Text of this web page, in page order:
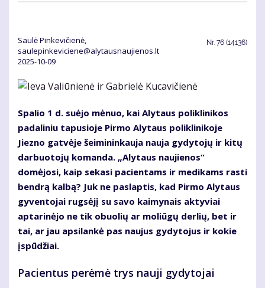
Saulė Pinkevičienė,
saulepinkeviciene@alytausnaujienos.lt
2025-10-09
Nr. 76 (14136)
Spalio 1 d. suėjo mėnuo, kai Alytaus poliklinikos
padaliniu tapusioje Pirmo Alytaus poliklinikoje
Jiezno gatvėje šeimininkauja nauja gydytojų ir kitų
darbuotojų komanda. „Alytaus naujienos“
domėjosi, kaip sekasi pacientams ir medikams rasti
bendrą kalbą? Juk ne paslaptis, kad Pirmo Alytaus
gyventojai rugsėjį su savo kaimynais aktyviai
aptarinėjo ne tik obuolių ar moliūgų derlių, bet ir
tai, ar jau apsilankė pas naujus gydytojus ir kokie
įspūdžiai.
Pacientus perėmė trys nauji gydytojai